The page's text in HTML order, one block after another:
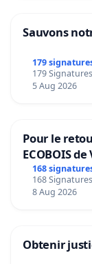
Sauvons
179
179
5 Aug 2026
Pour le
ECOBOIS
168
168
8 Aug 2026
Obtenir